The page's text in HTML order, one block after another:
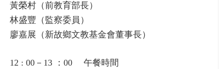
黃榮村（前教育部長）
林盛豐（監察委員）
廖嘉展（新故鄉文教基金會董事長）
12 : 00－13 ：00 午餐時間